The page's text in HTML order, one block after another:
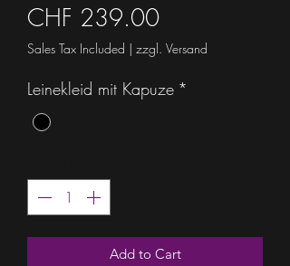
CHF 239.00Price
Sales Tax Included | zzgl. Versand
Leinekleid mit Kapuze *
Add to Cart